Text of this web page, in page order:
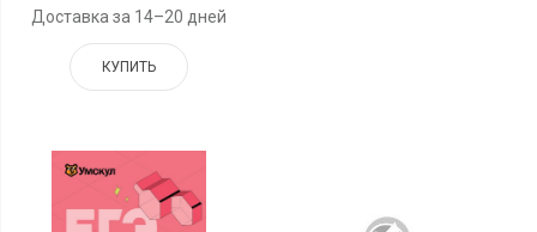
Доставка за 14–20 дней
КУПИТЬ